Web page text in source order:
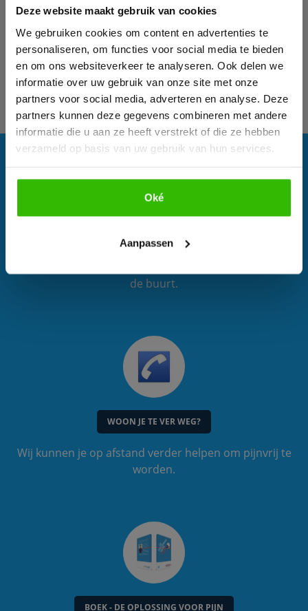
Deze website maakt gebruik van cookies
We gebruiken cookies om content en advertenties te
personaliseren, om functies voor social media te bieden
en om ons websiteverkeer te analyseren. Ook delen we
informatie over uw gebruik van onze site met onze
partners voor social media, adverteren en analyse. Deze
partners kunnen deze gegevens combineren met andere
informatie die u aan ze heeft verstrekt of die ze hebben
verzameld op basis van uw gebruik van hun services.
Oké
Aanpassen
activiteiten, zoals sportactiviteiten, kan uitvoeren. De
fysiotherapeutkan helpen om de volledige mobiliteit,
kracht en stabiliteit van de schouder weer terug te
krijgen.
de buurt.
WOON JE TE VER WEG?
Wij kunnen je op afstand verder helpen om pijnvrij te
worden.
BOEK - DE OPLOSSING VOOR PIJN
Download hieronder dan gratis ons e-book!
Bekijk e-book